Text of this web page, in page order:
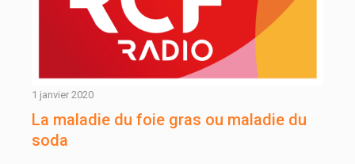
1 janvier 2020
La maladie du foie gras ou maladie du
soda